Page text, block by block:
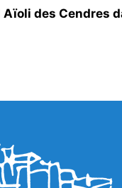
des Cendres